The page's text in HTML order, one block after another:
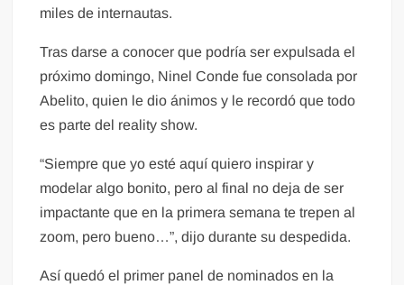
miles de internautas.
Tras darse a conocer que podría ser expulsada el
próximo domingo, Ninel Conde fue consolada por
Abelito, quien le dio ánimos y le recordó que todo
es parte del reality show.
“Siempre que yo esté aquí quiero inspirar y
modelar algo bonito, pero al final no deja de ser
impactante que en la primera semana te trepen al
zoom, pero bueno…”, dijo durante su despedida.
Así quedó el primer panel de nominados en la